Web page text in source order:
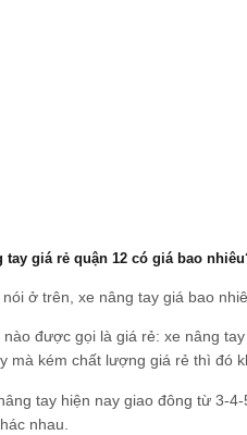
tay giá rẻ quận 12 có giá bao
ở trên, xe nâng tay giá bao
nào được gọi là giá rẻ: xe nâng
mà kém chất lượng giá rẻ thì đó
tay hiện nay giao đông từ 3-
nhau.